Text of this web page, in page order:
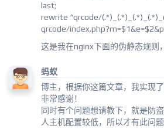
last;
rewrite ^qrcode/
qrcode/
这是我在nginx下面的伪静态规则
蚂蚁
博主，根据你这篇文章，我实现
非常感谢！
同时有个问题想请教下，就是防
人主机配置较低，所以才有此问题